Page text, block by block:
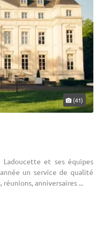
(41)
Ladoucette et ses équipes
un service de qualité
réunions, anniversaires ...